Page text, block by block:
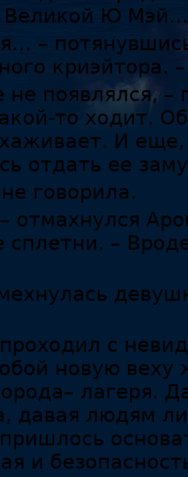
Великой Ю Мэй…
–
криэйтора.
не появлялся,
то ходит.
И
отдать ее
говорила.
отмахнулся
сплетни. –
с
новую веху
лагеря.
давая людям
и